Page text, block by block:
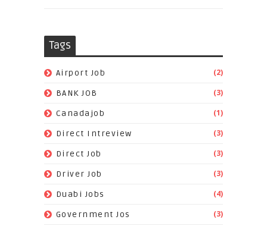
Tags
Airport Job (2)
BANK JOB (3)
Canadajob (1)
Direct Intreview (3)
Direct Job (3)
Driver Job (3)
Duabi Jobs (4)
Government Jos (3)